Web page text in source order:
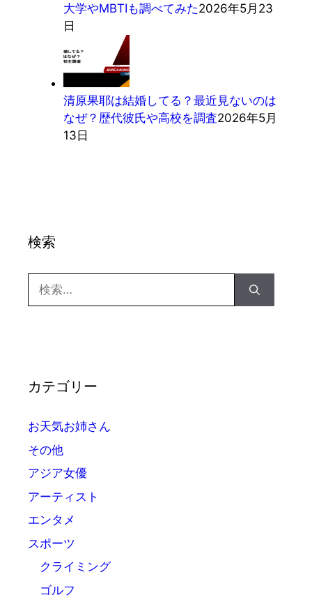
大学やMBTIも調べてみた2026年5月23
日
清原果耶は結婚してる？最近見ないのは
なぜ？歴代彼氏や高校を調査2026年5月
13日
検索
索:
カテゴリー
お天気お姉さん
その他
アジア女優
アーティスト
エンタメ
スポーツ
クライミング
ゴルフ